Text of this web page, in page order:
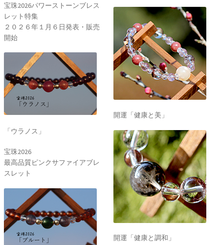
宝珠2026パワーストーンブレス
レット特集
２０２６年１月６日発表・販売
開始
「ウラノス」
宝珠2026
最高品質ピンクサファイアブレ
スレット
開運「健康と美」
開運「健康と調和」